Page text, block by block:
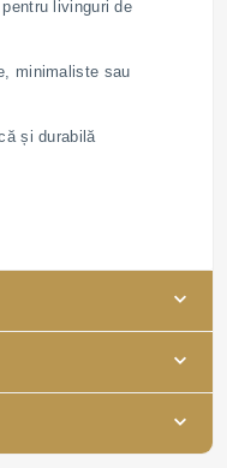
livinguri de
minimaliste sau
și durabilă